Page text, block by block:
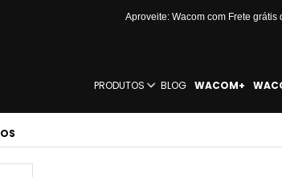
Aproveite: Wacom com Frete
PRODUTOS BLOG WACOM+